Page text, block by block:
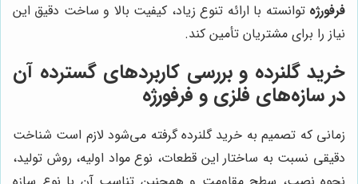
فرفورژه توانسته با ارائه تنوع زیاد، کیفیت بالا و ساخت دقیق این
نیاز را برای مشتریان تأمین کند.
خرید گلنرده و بررسی کاربردهای گسترده آن
در سازه‌های فلزی و فرفورژه
زمانی که تصمیم به خرید گلنرده گرفته می‌شود لازم است شناخت
دقیقی نسبت به ساختار این قطعات، نوع مواد اولیه، روش تولید،